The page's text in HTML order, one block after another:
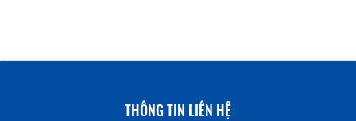
THÔNG TIN LIÊN HỆ